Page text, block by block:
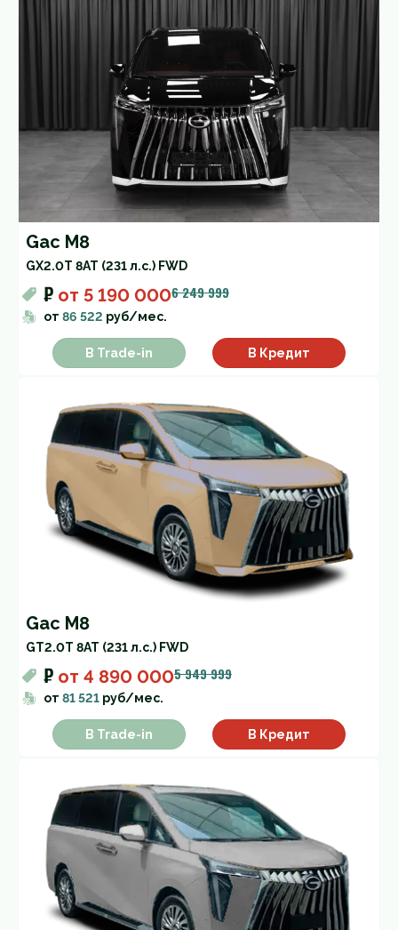
Gac M8
GX2.0T 8AT (231 л.с.) FWD
₽ от 5 190 0006 249 999
от 86 522 руб/мес.
В Trade-in В Кредит
Gac M8
GT2.0T 8AT (231 л.с.) FWD
₽ от 4 890 0005 949 999
от 81 521 руб/мес.
В Trade-in В Кредит